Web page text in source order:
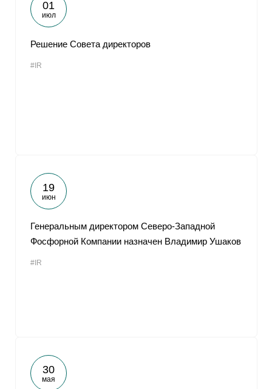
01
июл
Решение Совета директоров
#IR
19
июн
Генеральным директором Северо-Западной
Фосфорной Компании назначен Владимир Ушаков
#IR
30
мая